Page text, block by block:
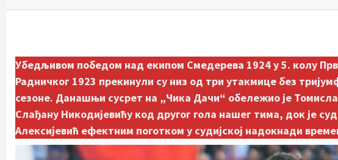
Убедљивом победом над екипом Смедерева 1924 у 5. колу
Радничког 1923 прекинули су низ од три утакмице без
сезоне. Данашњи сусрет на „Чика Дачи“ обележио је
Слађану Никодијевићу код другог гола нашег тима, док је
Алексијевић ефектним поготком у судијској надокнади